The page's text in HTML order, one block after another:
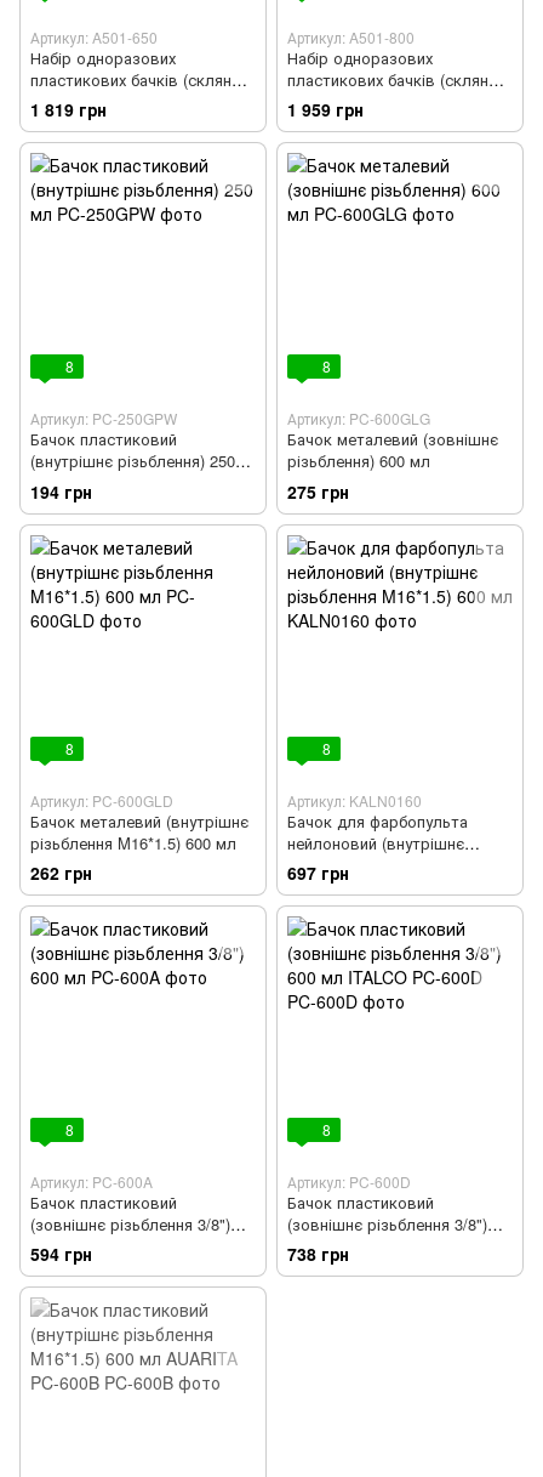
Артикул: A501-650
Набір одноразових
пластикових бачків (склянок)
для фарбопульта 650 мл, 50
шт. AEROPRO A501-650
1 819 грн
Артикул: A501-800
Набір одноразових
пластикових бачків (склянок)
для фарбопульта 800 мл, 50
шт. AEROPRO A501-800
1 959 грн
8
Артикул: PC-250GPW
Бачок пластиковий
(внутрішнє різьблення) 250
мл
194 грн
8
Артикул: PC-600GLG
Бачок металевий (зовнішнє
різьблення) 600 мл
275 грн
8
Артикул: PC-600GLD
Бачок металевий (внутрішнє
різьблення M16*1.5) 600 мл
262 грн
8
Артикул: KALN0160
Бачок для фарбопульта
нейлоновий (внутрішнє
різьблення M16*1.5) 600 мл
697 грн
8
Артикул: PC-600A
Бачок пластиковий
(зовнішнє різьблення 3/8")
600 мл
594 грн
8
Артикул: PC-600D
Бачок пластиковий
(зовнішнє різьблення 3/8")
600 мл ITALCO PC-600D
738 грн